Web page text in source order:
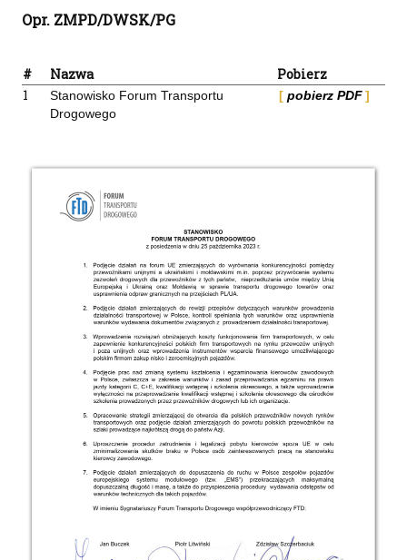
Opr. ZMPD/DWSK/PG
# Nazwa
Pobierz
1
Stanowisko Forum Transportu
Drogowego
pobierz PDF